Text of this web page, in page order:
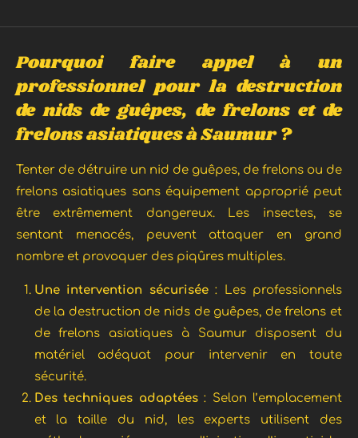
Pourquoi faire appel à un
professionnel pour la destruction
de nids de guêpes, de frelons et de
frelons asiatiques à Saumur ?
Tenter de détruire un nid de guêpes, de frelons ou de
frelons asiatiques sans équipement approprié peut
être extrêmement dangereux. Les insectes, se
sentant menacés, peuvent attaquer en grand
nombre et provoquer des piqûres multiples.
Une intervention sécurisée : Les professionnels
de la destruction de nids de guêpes, de frelons et
de frelons asiatiques à Saumur disposent du
matériel adéquat pour intervenir en toute
sécurité.
Des techniques adaptées : Selon l’emplacement
et la taille du nid, les experts utilisent des